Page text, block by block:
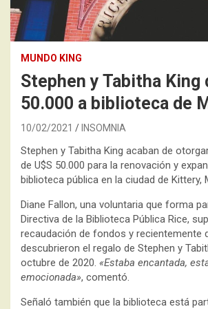
MUNDO KING
Stephen y Tabitha King
50.000 a biblioteca de
10/02/2021 INSOMNIA
Stephen y Tabitha King acaban de
de U$S 50.000 para la renovación y
biblioteca pública en la ciudad de Kittery,
Diane Fallon, una voluntaria que forma
Directiva de la Biblioteca Pública Rice,
recaudación de fondos y recientemente
descubrieron el regalo de Stephen y
octubre de 2020. «Estaba encantada,
emocionada», comentó.
Señaló también que la biblioteca está